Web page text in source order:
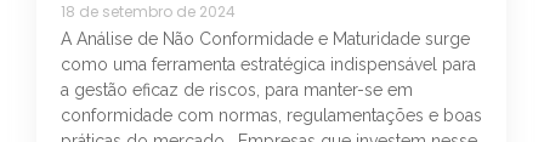
18 de setembro de 2024
A Análise de Não Conformidade e Maturidade surge
como uma ferramenta estratégica indispensável para
a gestão eficaz de riscos, para manter-se em
conformidade com normas, regulamentações e boas